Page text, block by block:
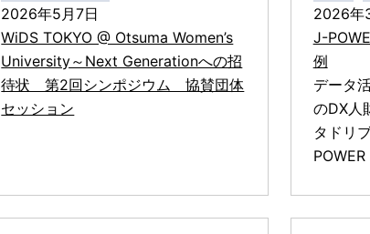
2026年5月7日
WiDS TOKYO @ Otsuma Women’s
University～Next Generationへの招
待状 第2回シンポジウム 協賛団体
セッション
2026年
J-
例
データ
のDX人
タドリ
POWER